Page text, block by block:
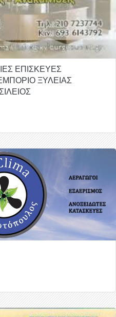
ΕΠΙΣΚΕΥΕΣ
ΞΥΛΕΙΑΣ